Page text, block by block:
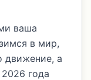
ваша
в мир,
движение, а
года